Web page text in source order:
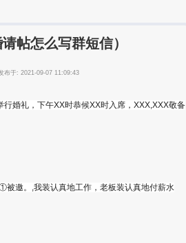
帖怎么写群短信）
布于: 2021-09-07 11:09:43
婚礼，下午XX时恭候XX时入席，XXX,XXX敬备
邀。,我装认真地工作，老板装认真地付薪水